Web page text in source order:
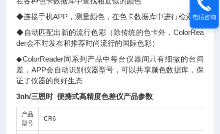
◆连接手机APP，测量颜色，在色卡数据库中进行检索
◆自动匹配出新的流行色彩（除传统的色卡外，ColorRea
der会不时发布和推荐时尚流行的国际色彩）
◆ColorReader同系列产品中每台仪器间只有细微的台间
差，APP会自动识别仪器型号，可以共享颜色数据库，保
证了仪器的良好生态
3nh/三恩时 便携式高精度色差仪产品参数
产品
型号
CR6
电话咨询